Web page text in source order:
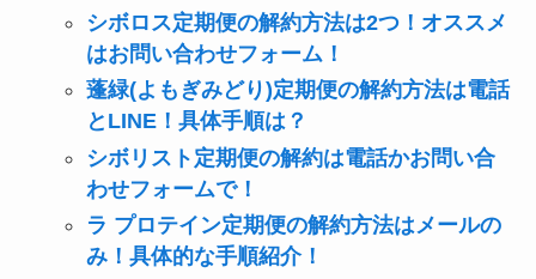
シボロス定期便の解約方法は2つ！オススメ
はお問い合わせフォーム！
蓬緑(よもぎみどり)定期便の解約方法は電話
とLINE！具体手順は？
シボリスト定期便の解約は電話かお問い合
わせフォームで！
ラ プロテイン定期便の解約方法はメールの
み！具体的な手順紹介！